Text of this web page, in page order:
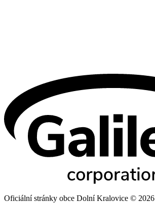
Oficiální stránky obce Dolní Kralovice © 2026